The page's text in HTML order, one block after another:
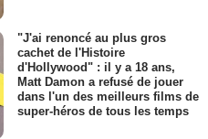
"J'ai renoncé au plus gros
cachet de l'Histoire
d'Hollywood" : il y a 18 ans,
Matt Damon a refusé de jouer
dans l'un des meilleurs films de
super-héros de tous les temps